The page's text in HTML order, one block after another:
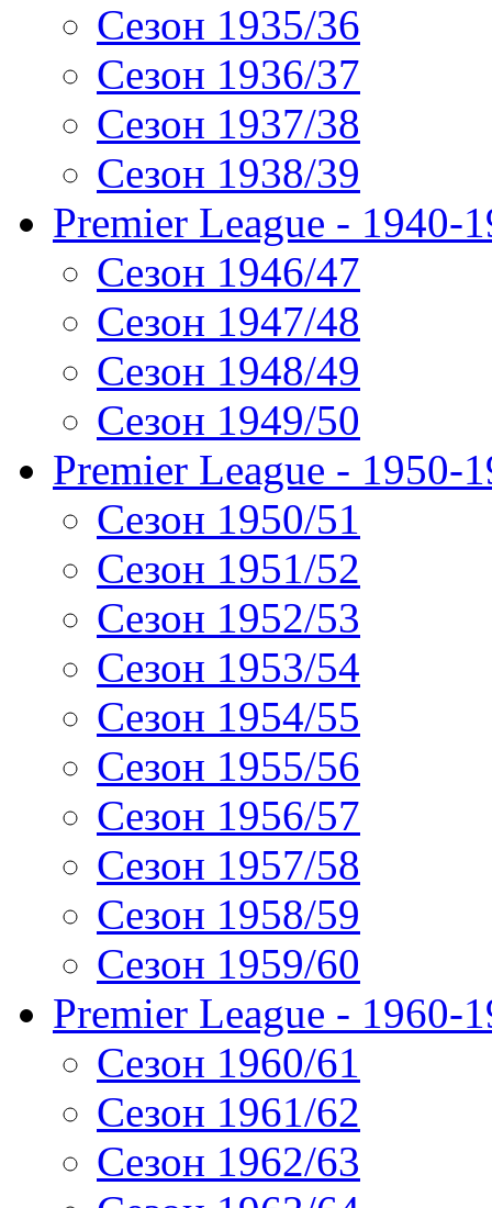
Сезон 1935/36
Сезон 1936/37
Сезон 1937/38
Сезон 1938/39
Premier League - 1940-
Сезон 1946/47
Сезон 1947/48
Сезон 1948/49
Сезон 1949/50
Premier League - 1950-
Сезон 1950/51
Сезон 1951/52
Сезон 1952/53
Сезон 1953/54
Сезон 1954/55
Сезон 1955/56
Сезон 1956/57
Сезон 1957/58
Сезон 1958/59
Сезон 1959/60
Premier League - 1960-
Сезон 1960/61
Сезон 1961/62
Сезон 1962/63